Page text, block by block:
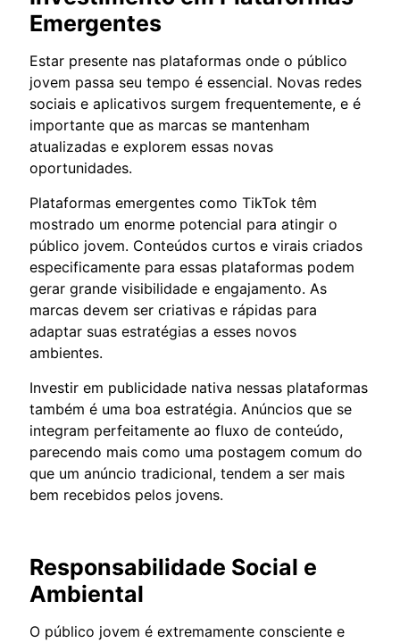
Emergentes
Estar presente nas plataformas onde o público
jovem passa seu tempo é essencial. Novas redes
sociais e aplicativos surgem frequentemente, e é
importante que as marcas se mantenham
atualizadas e explorem essas novas
oportunidades.
Plataformas emergentes como TikTok têm
mostrado um enorme potencial para atingir o
público jovem. Conteúdos curtos e virais criados
especificamente para essas plataformas podem
gerar grande visibilidade e engajamento. As
marcas devem ser criativas e rápidas para
adaptar suas estratégias a esses novos
ambientes.
Investir em publicidade nativa nessas plataformas
também é uma boa estratégia. Anúncios que se
integram perfeitamente ao fluxo de conteúdo,
parecendo mais como uma postagem comum do
que um anúncio tradicional, tendem a ser mais
bem recebidos pelos jovens.
Responsabilidade Social e
Ambiental
O público jovem é extremamente consciente e